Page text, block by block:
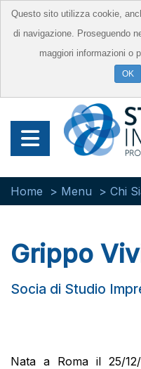
Home Menu Chi
Grippo
Socia di Studio
Nata a Roma il 25/
Questo sito utilizza cookie,
di navigazione. Proseguendo
maggiori informazioni o